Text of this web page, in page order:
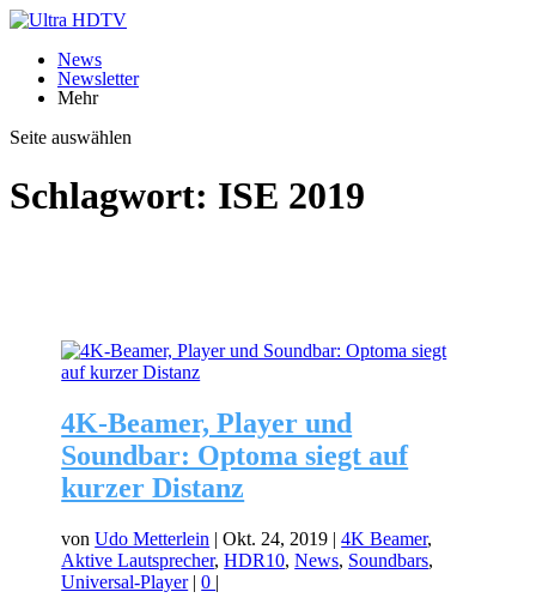
News
Newsletter
Mehr
Seite auswählen
Schlagwort: ISE 2019
4K-Beamer, Player und
Soundbar: Optoma siegt auf
kurzer Distanz
vonUdo Metterlein |Okt. 24, 2019 |4K Beamer,
Aktive Lautsprecher,HDR10,News, Soundbars,
Universal-Player|0 |